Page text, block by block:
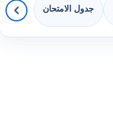
جدول الامتحان